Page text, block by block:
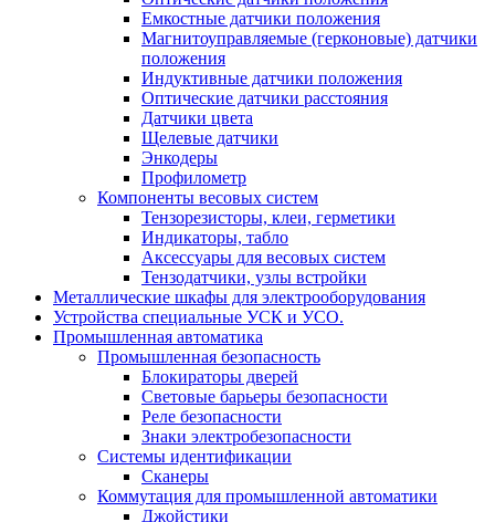
Емкостные датчики положения
Магнитоуправляемые (герконовые) датчики
положения
Индуктивные датчики положения
Оптические датчики расстояния
Датчики цвета
Щелевые датчики
Энкодеры
Профилометр
Компоненты весовых систем
Тензорезисторы, клеи, герметики
Индикаторы, табло
Аксессуары для весовых систем
Тензодатчики, узлы встройки
Металлические шкафы для электрооборудования
Устройства специальные УСК и УСО.
Промышленная автоматика
Промышленная безопасность
Блокираторы дверей
Световые барьеры безопасности
Реле безопасности
Знаки электробезопасности
Системы идентификации
Сканеры
Коммутация для промышленной автоматики
Джойстики